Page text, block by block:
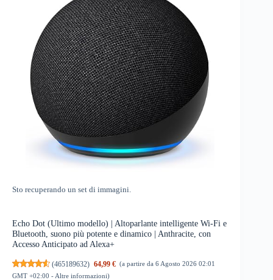
Sto recuperando un set di immagini.
Echo Dot (Ultimo modello) | Altoparlante intelligente Wi-Fi e
Bluetooth, suono più potente e dinamico | Anthracite, con
Accesso Anticipato ad Alexa+
(465189632) 64,99 € (a partire da 6 Agosto 2026 02:01
GMT +02:00 - Altre informazioni)